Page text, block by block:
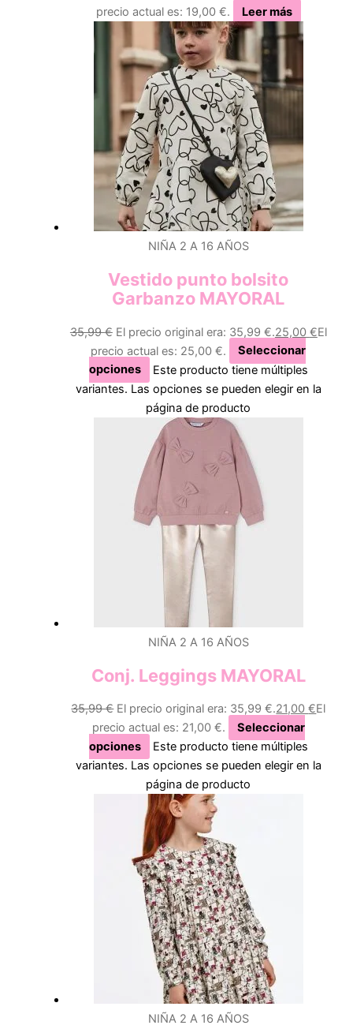
precio actual es: 19,00 €.
Leer más
NIÑA 2 A 16 AÑOS
Vestido punto bolsito
Garbanzo MAYORAL
35,99€ El precio original era: 35,99 €.25,00 €El
precio actual es: 25,00 €.
Seleccionar
opciones
Este producto tiene múltiples
variantes. Las opciones se pueden elegir en la
página de producto
NIÑA 2 A 16 AÑOS
Conj. Leggings MAYORAL
35,99€ El precio original era: 35,99 €.21,00€El
precio actual es: 21,00 €.
Seleccionar
opciones
Este producto tiene múltiples
variantes. Las opciones se pueden elegir en la
página de producto
NIÑA 2 A 16 AÑOS